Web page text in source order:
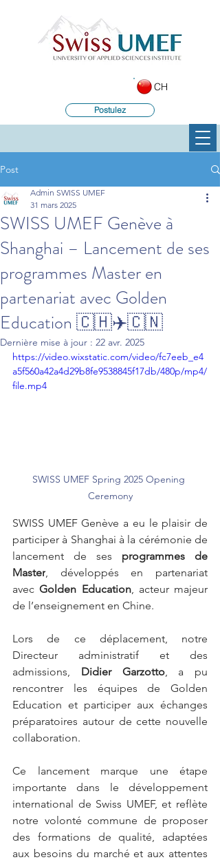
Postulez
CH
Post
SWISS UMEF Genève à
Shanghai – Lancement de ses
programmes Master en
partenariat avec Golden
Education 🇨🇭✈️🇨🇳
Admin SWISS UMEF
31 mars 2025
Dernière mise à jour : 22 avr. 2025
https://video.wixstatic.com/video/fc7eeb_e4
a5f560a42a4d29b8fe9538845f17db/480p/mp4/
file.mp4
SWISS UMEF Spring 2025 Opening
Ceremony
SWISS UMEF Genève a eu le plaisir de
participer à Shanghai à la cérémonie de
lancement de ses programmes de
Master , développés en partenariat
avec Golden Education, acteur majeur
de l’enseignement en Chine.
Lors de ce déplacement, notre
Directeur administratif et des
admissions, Didier Garzotto, a pu
rencontrer les équipes de Golden
Education et participer aux échanges
préparatoires autour de cette nouvelle
collaboration.
Ce lancement marque une étape
importante dans le développement
international de Swiss UMEF, et reflète
notre volonté commune de proposer
des formations de qualité, adaptées
aux besoins du marché et aux attentes